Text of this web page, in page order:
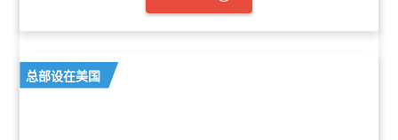
总部设在美国